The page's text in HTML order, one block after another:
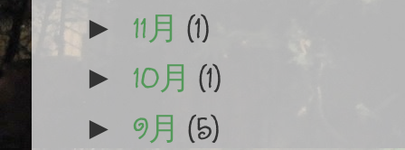
► 11月 (1)
► 10月 (1)
► 9月 (5)